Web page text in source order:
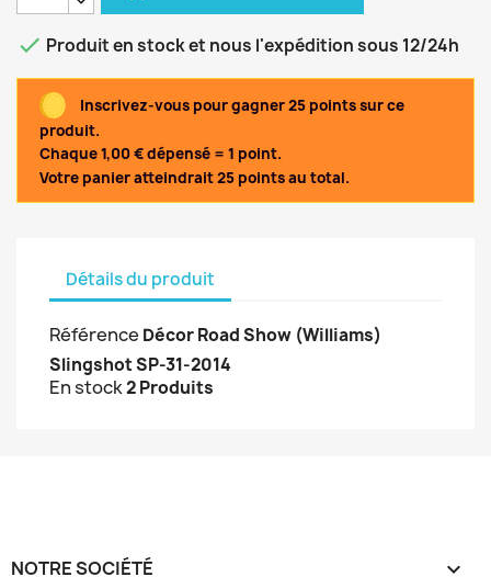
 Produit en stock et nous l'expédition sous 12/24h
Inscrivez-vous pour gagner 25 points sur ce
produit.
Chaque 1,00 € dépensé = 1 point.
Votre panier atteindrait 25 points au total.
Détails du produit
Référence Décor Road Show (Williams)
Slingshot SP-31-2014
En stock2 Produits
NOTRE SOCIÉTÉ 